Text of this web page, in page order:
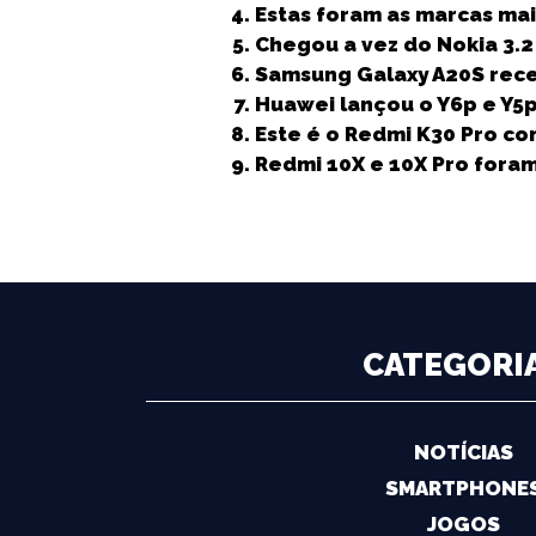
b
o
o
k
e
r
A
p
p
dI
n
n
g
e
r
Estas foram as marcas
Chegou a vez do Nokia
Samsung Galaxy A20S
Huawei lançou o Y6p e
Este é o Redmi K30 Pro
Redmi 10X e 10X Pro
NOTÍCIAS
JOGOS